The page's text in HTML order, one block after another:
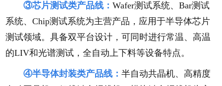
③芯片测试类产品线：Wafer测试系统、Bar测试
系统、Chip测试系统为主营产品，应用于半导体芯片
测试领域。具备双平台设计，可同时进行常温、高温
的LIV和光谱测试，全自动上下料等设备特点。
④半导体封装类产品线：半自动共晶机、高精度